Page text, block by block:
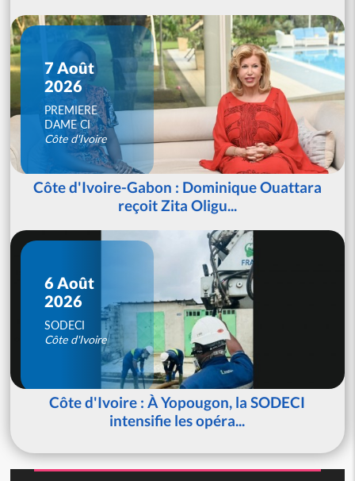
7 Août
2026
PREMIERE
DAME CI
Côte d'Ivoire
Côte d'Ivoire-Gabon : Dominique Ouattara
reçoit Zita Oligu...
6 Août
2026
SODECI
Côte d'Ivoire
Côte d'Ivoire : À Yopougon, la SODECI
intensifie les opéra...